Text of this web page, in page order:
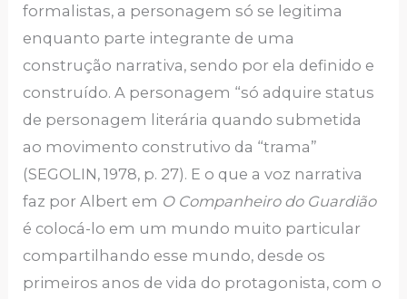
formalistas, a personagem só se legitima
enquanto parte integrante de uma
construção narrativa, sendo por ela definido e
construído. A personagem “só adquire status
de personagem literária quando submetida
ao movimento construtivo da “trama”
(SEGOLIN, 1978, p. 27). E o que a voz narrativa
faz por Albert em O Companheiro do Guardião
é colocá-lo em um mundo muito particular
compartilhando esse mundo, desde os
primeiros anos de vida do protagonista, com o